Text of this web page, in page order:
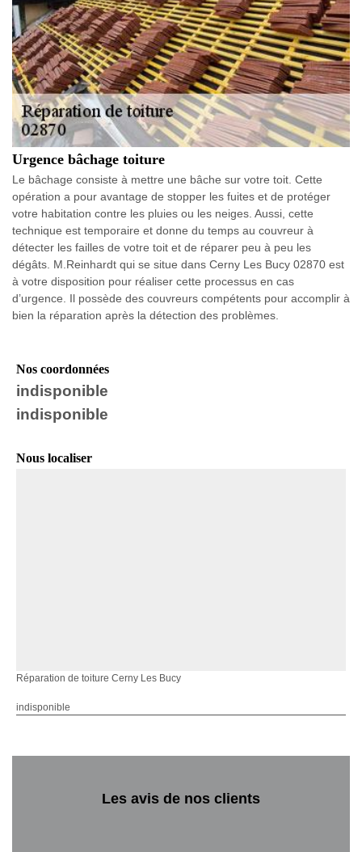
Urgence bâchage toiture
Le bâchage consiste à mettre une bâche sur votre toit. Cette
opération a pour avantage de stopper les fuites et de protéger
votre habitation contre les pluies ou les neiges. Aussi, cette
technique est temporaire et donne du temps au couvreur à
détecter les failles de votre toit et de réparer peu à peu les
dégâts. M.Reinhardt qui se situe dans Cerny Les Bucy 02870 est
à votre disposition pour réaliser cette processus en cas
d’urgence. Il possède des couvreurs compétents pour accomplir à
bien la réparation après la détection des problèmes.
Nos coordonnées
indisponible
indisponible
Nous localiser
Réparation de toiture Cerny Les Bucy
indisponible
Les avis de nos clients